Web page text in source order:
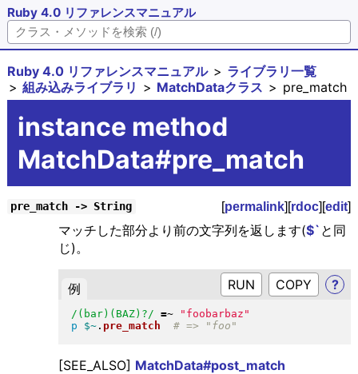
Ruby 4.0 リファレンスマニュアル
Ruby 4.0 リファレンスマニュアル
ライブラリ一覧
組み込みライブラリ
MatchDataクラス pre_match
instance method
MatchData#pre_match
pre_match -> String [permalink][rdoc][edit]
マッチした部分より前の文字列を返します($` と同
じ)。
例 RUN ?
/(bar)(BAZ)?/ =~ " foobarbaz "
p
$~. pre_match
[SEE_ALSO] MatchData#post_match